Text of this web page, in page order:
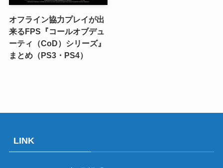
オフライン協力プレイが出
来るFPS『コールオブデュ
ーティ（CoD）シリーズ』
まとめ（PS3・PS4）
LINK